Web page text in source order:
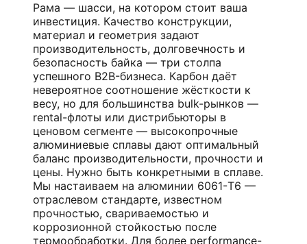
Рама — шасси, на котором стоит ваша
инвестиция. Качество конструкции,
материал и геометрия задают
производительность, долговечность и
безопасность байка — три столпа
успешного B2B-бизнеса. Карбон даёт
невероятное соотношение жёсткости к
весу, но для большинства bulk-рынков —
rental-флоты или дистрибьюторы в
ценовом сегменте — высокопрочные
алюминиевые сплавы дают оптимальный
баланс производительности, прочности и
цены. Нужно быть конкретными в сплаве.
Мы настаиваем на алюминии 6061-T6 —
отраслевом стандарте, известном
прочностью, свариваемостью и
коррозионной стойкостью после
термообработки. Для более performance-